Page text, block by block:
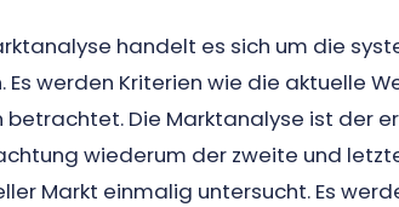
handelt es sich um die
Es werden Kriterien wie die aktuelle
betrachtet. Die Marktanalyse ist der
wiederum der zweite und
Markt einmalig untersucht. Es